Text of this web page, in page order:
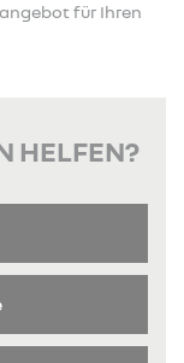
für Ihren
HELFEN?